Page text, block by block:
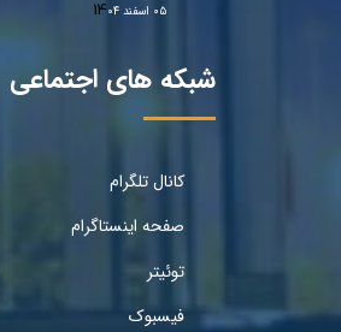
۰۵ اسفند ۰۴
شبکه های اجتماعی
کانال تلگرام
صفحه اینستاگرام
توئیتر
فیسبوک